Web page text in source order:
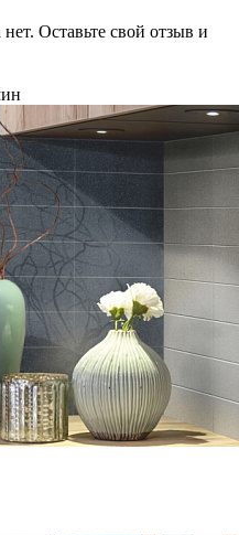
Оставьте свой отзыв и